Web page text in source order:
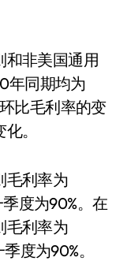
和非美国通用
年同期均为
比毛利率的变
。
毛利率为
度为90%。在
毛利率为
度为90%。